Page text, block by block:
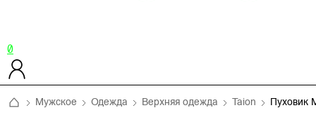
0
Мужское Одежда Верхняя одежда Taion Пуховик